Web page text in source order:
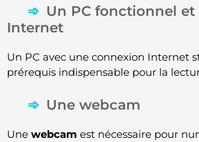
Un PC fonctionnel
Internet
Un PC avec une connexion Internet
prérequis indispensable pour la
Une webcam
Une webcam est nécessaire pour